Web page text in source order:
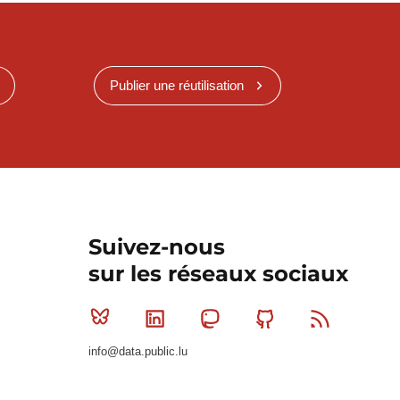
Publier une réutilisation
Suivez-nous
sur les réseaux sociaux
Bluesky Linkedin MastodonGithub
info@data.public.lu